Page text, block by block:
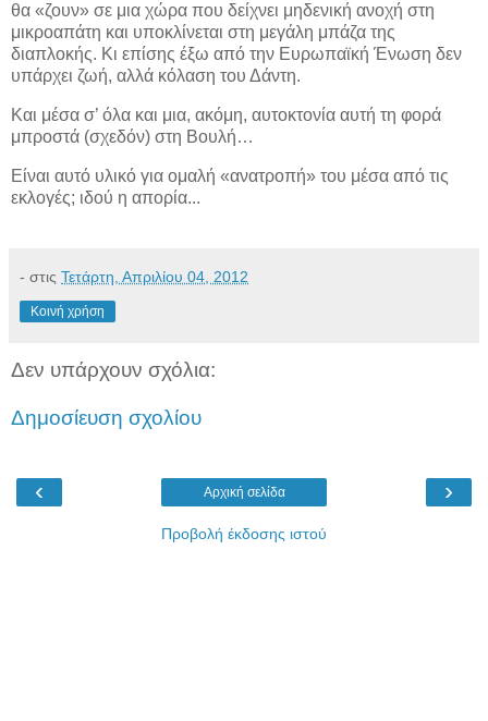
θα «ζουν» σε μια χώρα που δείχνει μηδενική ανοχή στη
μικροαπάτη και υποκλίνεται στη μεγάλη μπάζα της
διαπλοκής. Κι επίσης έξω από την Ευρωπαϊκή Ένωση δεν
υπάρχει ζωή, αλλά κόλαση του Δάντη.
Και μέσα σ’ όλα και μια, ακόμη, αυτοκτονία αυτή τη φορά
μπροστά (σχεδόν) στη Βουλή…
Είναι αυτό υλικό για ομαλή «ανατροπή» του μέσα από τις
εκλογές; ιδού η απορία...
- στις Τετάρτη, Απριλίου 04, 2012
Κοινή χρήση
Δεν υπάρχουν σχόλια:
Δημοσίευση σχολίου
‹ ›
Αρχική σελίδα
Προβολή έκδοσης ιστού